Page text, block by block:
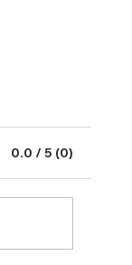
0.0 / 5 (0)